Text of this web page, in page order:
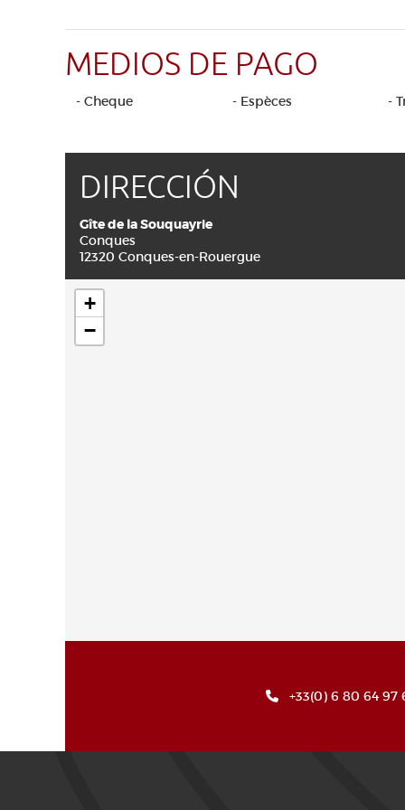
MEDIOS DE PAGO
- Cheque - Espèces -
DIRECCIÓN
Gîte de la Souquayrie
Conques
12320 Conques-en-Rouergue
+
−
+33(0) 6 80 64 97